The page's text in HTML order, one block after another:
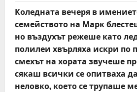
Коледната вечеря в
семейството на Марк
но въздухът режеше като
полилеи хвърляха искри по
смехът на хората звучеше
сякаш всички се опитваха
неловко, което се трупаше